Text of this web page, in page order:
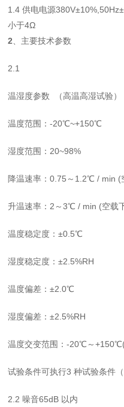
1.4供电电源380V±10%,50Hz±
小于4Ω
2 、主要技术参数
2.1
温湿度参数 （高温高湿试验）
温度范围：-20℃~+1 50℃
湿度范围： 20~98%
降温速率：0.75～ 1.2℃ / min (
升温速率： 2～3℃ / min (空载
温度稳定度：±0.5℃
湿度稳定度：±2.5%RH
温度偏差：±2.0℃
湿度偏差：±2.5%RH
温度交变范围：-20℃～+1 50℃
试验条件可执行3种试验条件
2.2 噪音65dB 以内